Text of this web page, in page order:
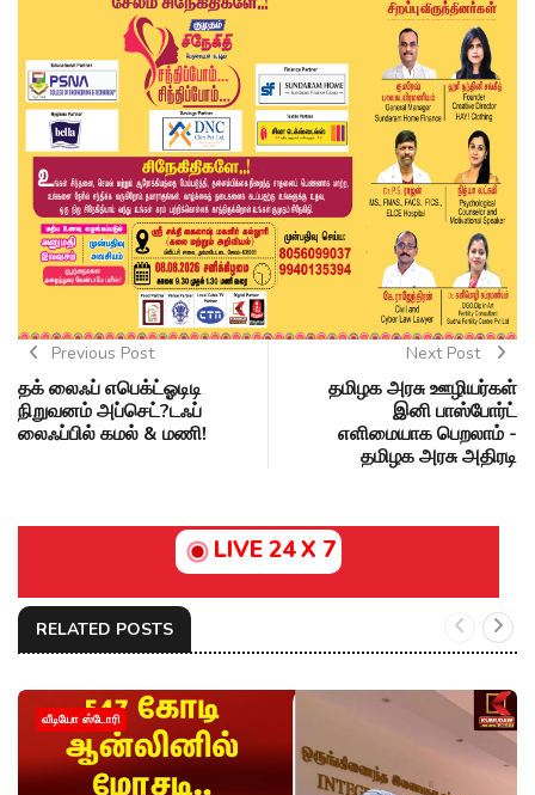
Previous Post
தக் லைஃப் எபெக்ட்ஓடிடி
நிறுவனம் அப்செட்?டஃப்
லைஃப்பில் கமல் & மணி!
Next Post
தமிழக அரசு ஊழியர்கள்
இனி பாஸ்போர்ட்
எளிமையாக பெறலாம் -
தமிழக அரசு அதிரடி
LIVE 24 X 7
RELATED POSTS
வீடியோ ஸ்டோரி